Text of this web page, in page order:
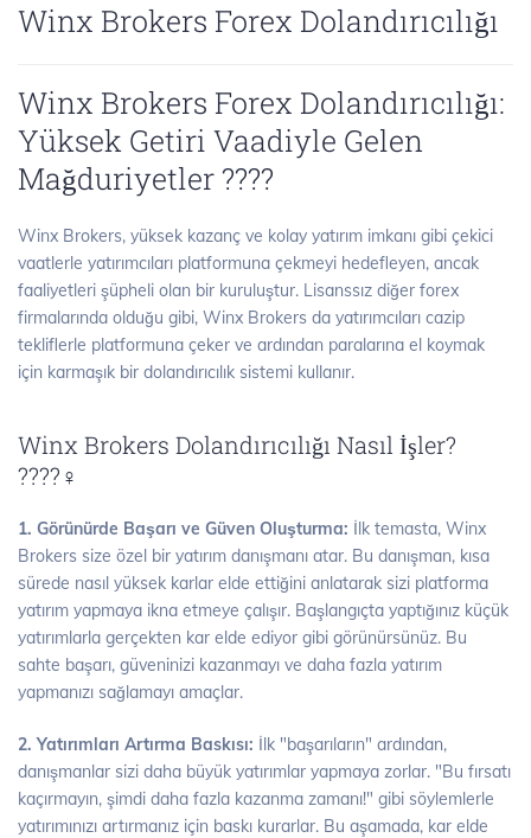
Winx Brokers Forex Dolandırıcılığı
Winx Brokers Forex Dolandırıcılığı:
Yüksek Getiri Vaadiyle Gelen
Mağduriyetler ????
Winx Brokers, yüksek kazanç ve kolay yatırım imkanı gibi çekici
vaatlerle yatırımcıları platformuna çekmeyi hedefleyen, ancak
faaliyetleri şüpheli olan bir kuruluştur. Lisanssız diğer forex
firmalarında olduğu gibi, Winx Brokers da yatırımcıları cazip
tekliflerle platformuna çeker ve ardından paralarına el koymak
için karmaşık bir dolandırıcılık sistemi kullanır.
Winx Brokers Dolandırıcılığı Nasıl İşler?
????️‍♀️
1. Görünürde Başarı ve Güven Oluşturma: İlk temasta, Winx
Brokers size özel bir yatırım danışmanı atar. Bu danışman, kısa
sürede nasıl yüksek karlar elde ettiğini anlatarak sizi platforma
yatırım yapmaya ikna etmeye çalışır. Başlangıçta yaptığınız küçük
yatırımlarla gerçekten kar elde ediyor gibi görünürsünüz. Bu
sahte başarı, güveninizi kazanmayı ve daha fazla yatırım
yapmanızı sağlamayı amaçlar.
2. Yatırımları Artırma Baskısı: İlk "başarıların" ardından,
danışmanlar sizi daha büyük yatırımlar yapmaya zorlar. "Bu fırsatı
kaçırmayın, şimdi daha fazla kazanma zamanı!" gibi söylemlerle
yatırımınızı artırmanız için baskı kurarlar. Bu aşamada, kar elde